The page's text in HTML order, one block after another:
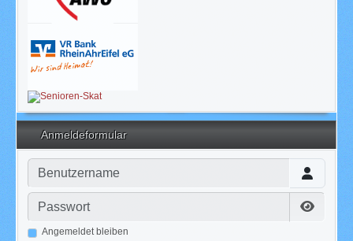
Anmeldeformular
Benutzername
Passwort
Angemeldet bleiben